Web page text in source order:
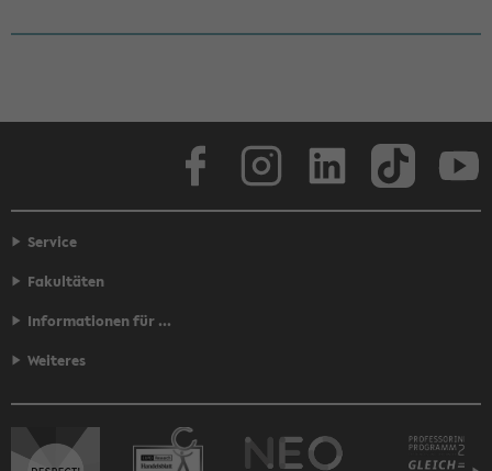
Face­book
Service
Fakultäten
Informationen für ...
Weiteres